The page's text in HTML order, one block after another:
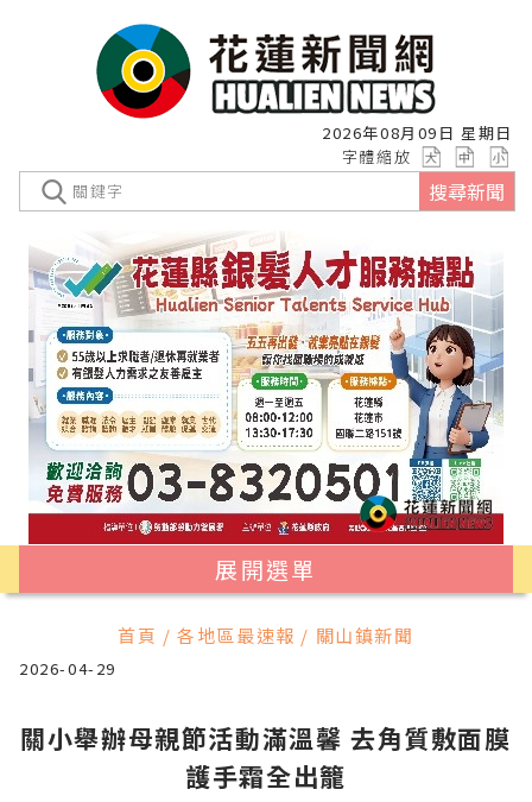
2026年08月09日 星期日
字體縮放
搜尋新聞
展開選單
首頁 / 各地區最速報 / 關山鎮新聞
2026-04-29
關小舉辦母親節活動滿溫馨 去角質敷面膜
護手霜全出籠